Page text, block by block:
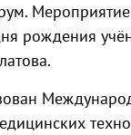
рождения